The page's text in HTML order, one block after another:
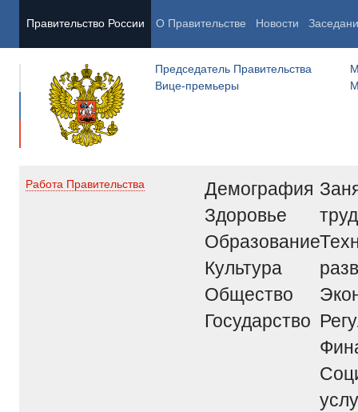
Правительство России О Правительстве Новости
Председатель Правительства
Вице-премьеры
Работа Правительства
Демография
Здоровье
Образование
Культура
Общество
Государство
труд